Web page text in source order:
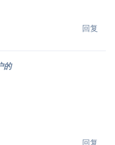
回复
的
回复